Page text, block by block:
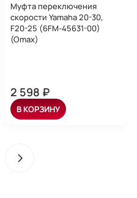
Муфта переключения
скорости Yamaha 20-30,
F20-25 (6FM-45631-00)
(Omax)
2 598 ₽
В КОРЗИНУ